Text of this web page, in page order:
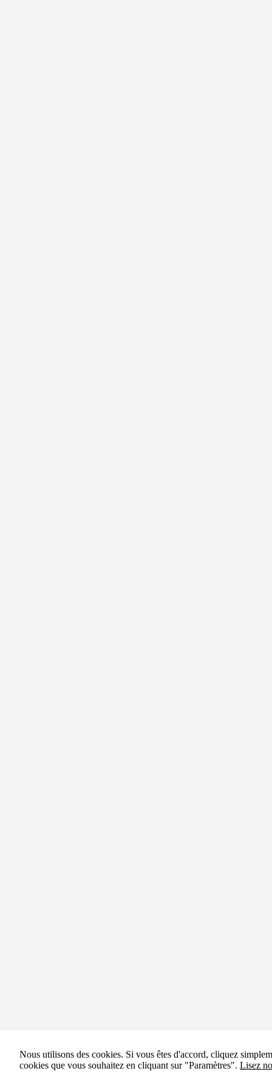
Nous utilisons des cookies. Si vous êtes d'accord, cliquez
cookies que vous souhaitez en cliquant sur "Paramètres". Lisez